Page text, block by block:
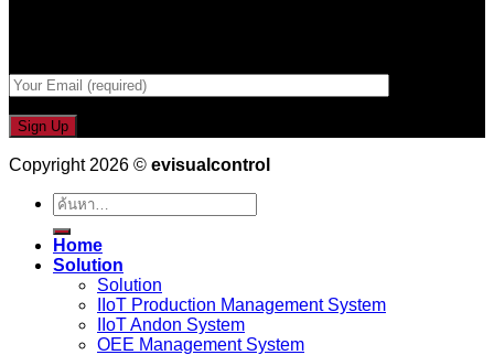
Copyright 2026 © evisualcontrol
ค้นหา:
Home
Solution
Solution
IIoT Production Management System
IIoT Andon System
OEE Management System